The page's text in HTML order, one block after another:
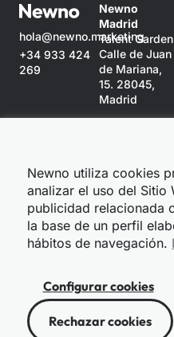
hola@newno.marketing
+34 933 424
269
Newno
Madrid
Talent
Calle de Juan
de Mariana,
15. 28045,
Madrid
Pere, 52
Planta 3
08010
Barcelona
© 2021 Newno.
Política de privacidad
Política de
Newno utiliza cookies
analizar el uso del Sitio
publicidad relacionada
la base de un perfil
hábitos de navegación.
Configurar cookies
Rechazar cookies